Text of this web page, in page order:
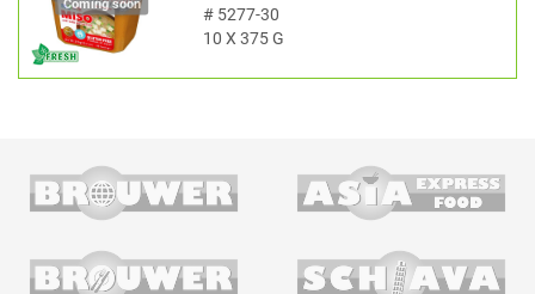
Coming soon
#5277-30
10 X 375 G